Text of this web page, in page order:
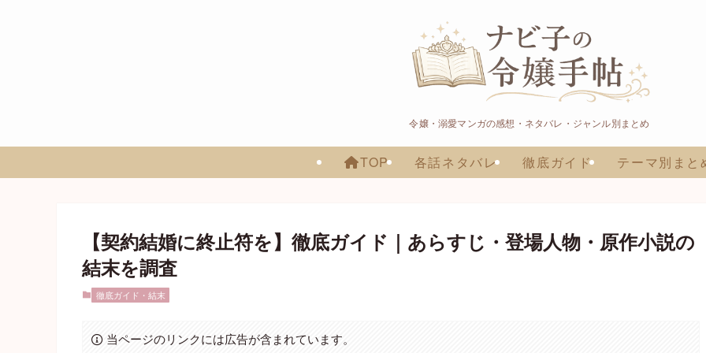
令嬢・溺愛マンガの感想・ネタバレ・ジャンル別まとめ
TOP 各話ネタバレ 徹底ガイド テーマ別まと
【契約結婚に終止符を】徹底ガイド｜あらすじ・登場人物・原作小説の
結末を調査
徹底ガイド・結末
当ページのリンクには広告が含まれています。